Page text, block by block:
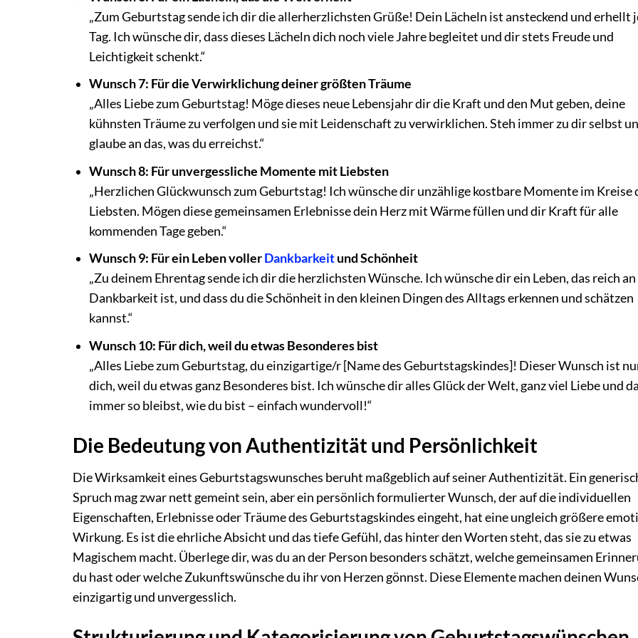
„Zum Geburtstag sende ich dir die allerherzlichsten Grüße! Dein Lächeln ist ansteckend und erhellt
Tag. Ich wünsche dir, dass dieses Lächeln dich noch viele Jahre begleitet und dir stets Freude und
Leichtigkeit schenkt.“
Wunsch 7: Für die Verwirklichung deiner größten Träume
„Alles Liebe zum Geburtstag! Möge dieses neue Lebensjahr dir die Kraft und den Mut geben, deine
kühnsten Träume zu verfolgen und sie mit Leidenschaft zu verwirklichen. Steh immer zu dir selbst
glaube an das, was du erreichst.“
Wunsch 8: Für unvergessliche Momente mit Liebsten
„Herzlichen Glückwunsch zum Geburtstag! Ich wünsche dir unzählige kostbare Momente im Kreise
Liebsten. Mögen diese gemeinsamen Erlebnisse dein Herz mit Wärme füllen und dir Kraft für alle
kommenden Tage geben.“
Wunsch 9: Für ein Leben vollerDankbarkeitund Schönheit
„Zu deinem Ehrentag sende ich dir die herzlichsten Wünsche. Ich wünsche dir ein Leben, das reich an
Dankbarkeit ist, und dass du die Schönheit in den kleinen Dingen des Alltags erkennen und schätzen
kannst.“
Wunsch 10: Für dich, weil du etwas Besonderes bist
„Alles Liebe zum Geburtstag, du einzigartige/r [Name des Geburtstagskindes]! Dieser Wunsch ist
dich, weil du etwas ganz Besonderes bist. Ich wünsche dir alles Glück der Welt, ganz viel Liebe und
immer so bleibst, wie du bist – einfach wundervoll!“
Die Bedeutung von Authentizität und Persönlichkeit
Die Wirksamkeit eines Geburtstagswunsches beruht maßgeblich auf seiner Authentizität. Ein
Spruch mag zwar nett gemeint sein, aber ein persönlich formulierter Wunsch, der auf die individuellen
Eigenschaften, Erlebnisse oder Träume des Geburtstagskindes eingeht, hat eine ungleich größere
Wirkung. Es ist die ehrliche Absicht und das tiefe Gefühl, das hinter den Worten steht, das sie zu etwas
Magischem macht. Überlege dir, was du an der Person besonders schätzt, welche gemeinsamen
du hast oder welche Zukunftswünsche du ihr von Herzen gönnst. Diese Elemente machen deinen
einzigartig und unvergesslich.